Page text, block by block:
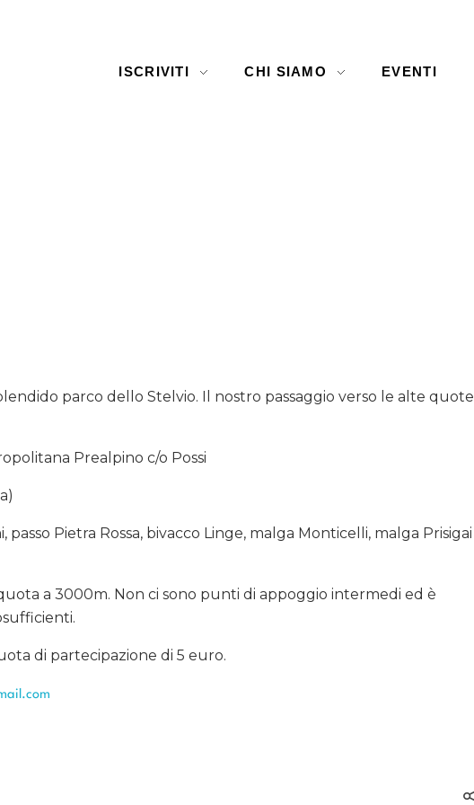
ISCRIVITI CHI SIAMO EVENTI
parco dello Stelvio. Il nostro passaggio verso le alte quote
Prealpino c/o Possi
Pietra Rossa, bivacco Linge, malga Monticelli, malga Prisigai
a 3000m. Non ci sono punti di appoggio intermedi ed è
di partecipazione di 5 euro.